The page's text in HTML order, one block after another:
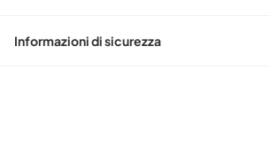
Informazioni di sicurezza